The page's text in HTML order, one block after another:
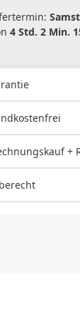
4 Std. 2 Min.
+